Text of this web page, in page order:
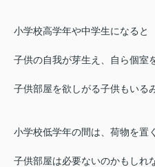
小学校高学年や中学生になると
子供の自我が芽生え、自ら個室
子供部屋を欲しがる子供もいる
小学校低学年の間は、 荷物を置
子供部屋は必要ないのかもしれ